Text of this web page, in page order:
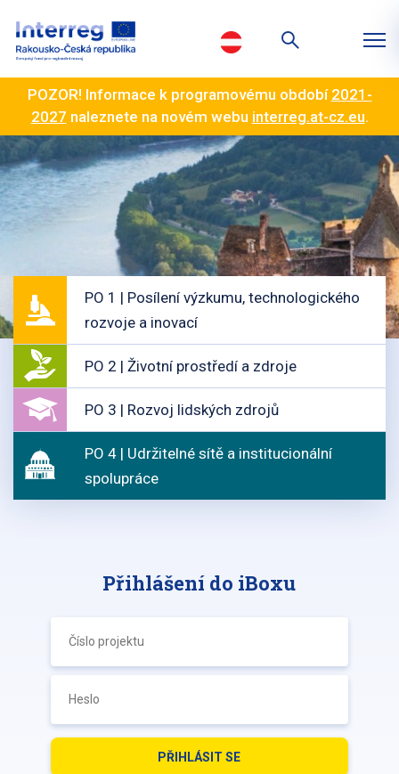
POZOR! Informace k programovému období 2021-
2027 naleznete na novém webu interreg.at-cz.eu.
PO 1 | Posílení výzkumu, technologického
rozvoje a inovací
PO 2 | Životní prostředí a zdroje
PO 3 | Rozvoj lidských zdrojů
PO 4 | Udržitelné sítě a institucionální
spolupráce
Přihlášení do iBoxu